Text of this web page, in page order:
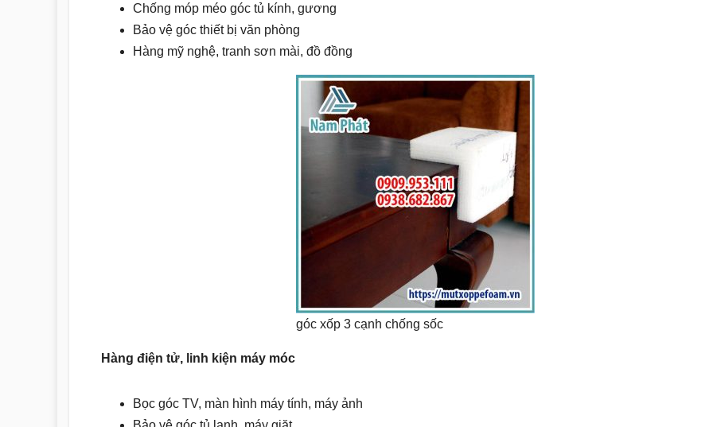
Chống móp méo góc tủ kính, gương
Bảo vệ góc thiết bị văn phòng
Hàng mỹ nghệ, tranh sơn mài, đồ đồng
góc xốp 3 cạnh chống sốc
Hàng điện tử, linh kiện máy móc
Bọc góc TV, màn hình máy tính, máy ảnh